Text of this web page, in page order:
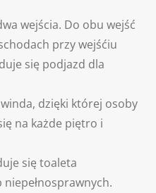
wejścia. Do obu wejść
przy wejśćiu
się podjazd dla
dzięki której osoby
na każde piętro i
się toaleta